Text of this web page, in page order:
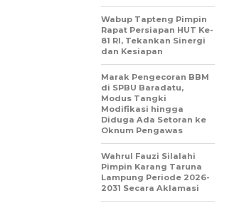
Wabup Tapteng Pimpin
Rapat Persiapan HUT Ke-
81 RI, Tekankan Sinergi
dan Kesiapan
Marak Pengecoran BBM
di SPBU Baradatu,
Modus Tangki
Modifikasi hingga
Diduga Ada Setoran ke
Oknum Pengawas
Wahrul Fauzi Silalahi
Pimpin Karang Taruna
Lampung Periode 2026-
2031 Secara Aklamasi